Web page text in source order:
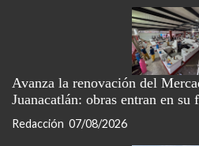
Avanza la renovación del
Juanacatlán: obras entran en su
Redacción 07/08/2026